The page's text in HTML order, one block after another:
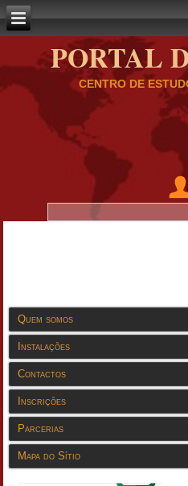
PORTAL
CENTRO DE
Quem somos
Instalações
Contactos
Inscrições
Parcerias
Mapa do Sítio